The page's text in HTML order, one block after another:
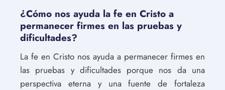
¿Cómo nos ayuda la fe en Cristo a
permanecer firmes en las pruebas y
dificultades?
La fe en Cristo nos ayuda a permanecer firmes en
las pruebas y dificultades porque nos da una
perspectiva eterna y una fuente de fortaleza